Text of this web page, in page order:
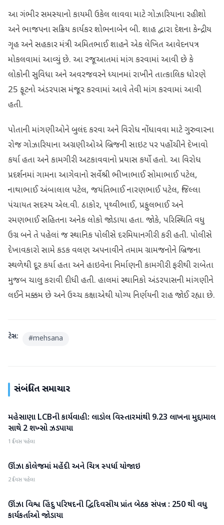
આ ગંભીર સમસ્યાનો કાયમી ઉકેલ લાવવા માટે ગોઝારિયાના રહીશો
અને ભાજપના સક્રિય કાર્યકર શોભનાબેન બી. શાહ દ્વારા દેશના કેન્દ્રીય
ગૃહ અને સહકાર મંત્રી અમિતભાઈ શાહને એક લેખિત આવેદનપત્ર
મોકલવામાં આવ્યું છે. આ રજૂઆતમાં માંગ કરવામાં આવી છે કે
લોકોની સુવિધા અને અવરજવરને ધ્યાનમાં રાખીને તાત્કાલિક ધોરણે
25 ફૂટનો અંડરપાસ મંજૂર કરવામાં આવે તેવી માંગ કરવામાં આવી
હતી.
પોતાની માંગણીઓને બુલંદ કરવા અને વિરોધ નોંધાવવા માટે ગુરુવારના
રોજ ગોઝારિયાના અગ્રણીઓએ બ્રિજની સાઇટ પર પહોંચીને દેખાવો
કર્યા હતા અને કામગીરી અટકાવવાનો પ્રયાસ કર્યો હતો. આ વિરોધ
પ્રદર્શનમાં ગામના આગેવાનો સર્વેશ્રી ભીખાભાઈ સોમાભાઈ પટેલ,
નાથાભાઈ અંબાલાલ પટેલ, જયંતિભાઈ નારણભાઈ પટેલ, જિલ્લા
પંચાયત સદસ્ય એલ.વી. ઠાકોર, પૃથ્વીભાઈ, પ્રફુલભાઈ અને
રમણભાઈ સહિતના અનેક લોકો જોડાયા હતા. જોકે, પરિસ્થિતિ વધુ
ઉગ્ર બને તે પહેલાં જ સ્થાનિક પોલીસે દરમિયાનગીરી કરી હતી. પોલીસે
દેખાવકારો સામે કડક વલણ અપનાવીને તમામ ગ્રામજનોને બ્રિજના
સ્થળેથી દૂર કર્યા હતા અને હાઇવેના નિર્માણની કામગીરી ફરીથી રાબેતા
મુજબ ચાલુ કરાવી દીધી હતી. હાલમાં સ્થાનિકો અંડરપાસની માંગણીને
લઈને મક્કમ છે અને ઉચ્ચ કક્ષાએથી યોગ્ય નિર્ણયની રાહ જોઈ રહ્યા છે.
ટેગ્સ: #mehsana
સંબંધિત સમાચાર
મહેસાણા
મહેસાણા LCBની કાર્યવાહી: લાડોલ વિસ્તારમાંથી 9.23 લાખના મુદ્દામાલ
સાથે 2 શખ્સો ઝડપાયા
1 દિવસ પહેલા
મહેસાણા
ઊંઝા કોલેજમાં મહેંદી અને ચિત્ર સ્પર્ધા યોજાઇ
2 દિવસ પહેલા
મહેસાણા
ઊંઝા વિશ્વ હિંદુ પરિષદની દ્વિદિવસીય પ્રાંત બેઠક સંપન્ન : 250 થી વધુ
કાર્યકર્તાઓ જોડાયા